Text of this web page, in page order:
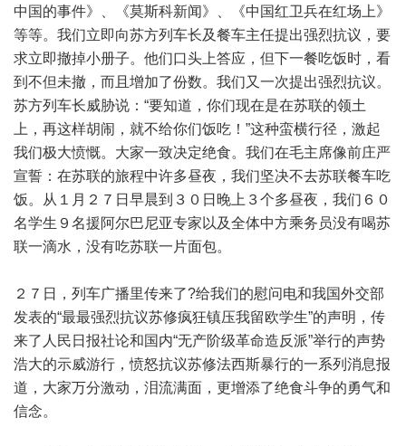
中国的事件》、《莫斯科新闻》、《中国红卫兵在红场上》
等等。我们立即向苏方列车长及餐车主任提出强烈抗议，要
求立即撤掉小册子。他们口头上答应，但下一餐吃饭时，看
到不但未撤，而且增加了份数。我们又一次提出强烈抗议。
苏方列车长威胁说：“要知道，你们现在是在苏联的领土
上，再这样胡闹，就不给你们饭吃！”这种蛮横行径，激起
我们极大愤慨。大家一致决定绝食。我们在毛主席像前庄严
宣誓：在苏联的旅程中许多昼夜，我们坚决不去苏联餐车吃
饭。从１月２７日早晨到３０日晚上３个多昼夜，我们６０
名学生９名援阿尔巴尼亚专家以及全体中方乘务员没有喝苏
联一滴水，没有吃苏联一片面包。
２７日，列车广播里传来了?给我们的慰问电和我国外交部
发表的“最最强烈抗议苏修疯狂镇压我留欧学生”的声明，传
来了人民日报社论和国内“无产阶级革命造反派”举行的声势
浩大的示威游行，愤怒抗议苏修法西斯暴行的一系列消息报
道，大家万分激动，泪流满面，更增添了绝食斗争的勇气和
信念。